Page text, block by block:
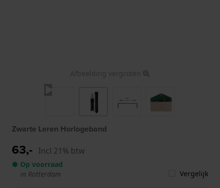
Afbeelding vergroten
Zwarte Leren Horlogeband
63,- Incl 21% btw
● Op voorraad
in Rotterdam
Vergelijk